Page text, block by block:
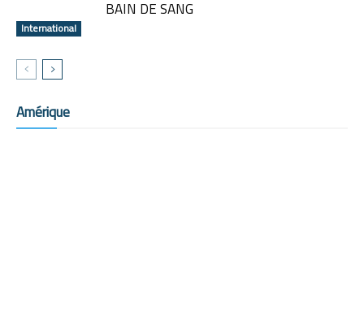
International
BAIN DE SANG
Amérique